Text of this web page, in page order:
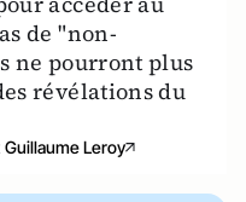
de "non-
ne pourront plus
révélations du
Guillaume Leroy